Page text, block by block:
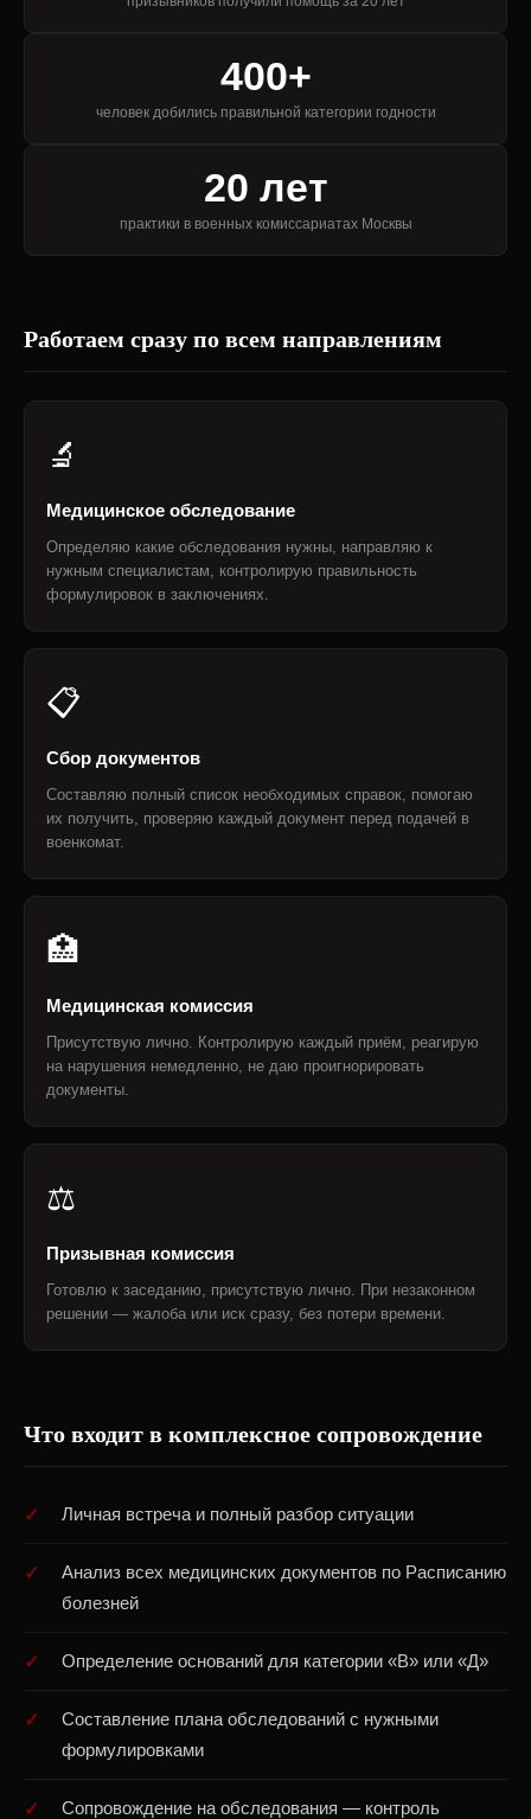
400+
человек добились правильной категории годности
20 лет
практики в военных комиссариатах Москвы
Работаем сразу по всем направлениям
🔬
Медицинское обследование
Определяю какие обследования нужны, направляю к
нужным специалистам, контролирую правильность
формулировок в заключениях.
📋
Сбор документов
Составляю полный список необходимых справок, помогаю
их получить, проверяю каждый документ перед подачей в
военкомат.
🏥
Медицинская комиссия
Присутствую лично. Контролирую каждый приём, реагирую
на нарушения немедленно, не даю проигнорировать
документы.
⚖️
Призывная комиссия
Готовлю к заседанию, присутствую лично. При незаконном
решении — жалоба или иск сразу, без потери времени.
Что входит в комплексное сопровождение
Личная встреча и полный разбор ситуации
Анализ всех медицинских документов по Расписанию
болезней
Определение оснований для категории «В» или «Д»
Составление плана обследований с нужными
формулировками
Сопровождение на обследования — контроль